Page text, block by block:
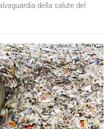
della salute del